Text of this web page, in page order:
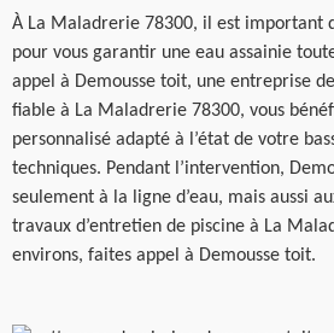
À La Maladrerie 78300, il est important
pour vous garantir une eau assainie
appel à Demousse toit, une entreprise
fiable à La Maladrerie 78300, vous
personnalisé adapté à l’état de votre
techniques. Pendant l’intervention,
seulement à la ligne d’eau, mais aussi
travaux d’entretien de piscine à La
environs, faites appel à Demousse toit.